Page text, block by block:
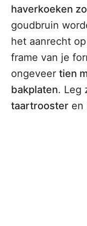
haverkoeken
goudbruin
het aanrecht
frame van je
ongeveertien
bakplaten. Leg
taartrooster en